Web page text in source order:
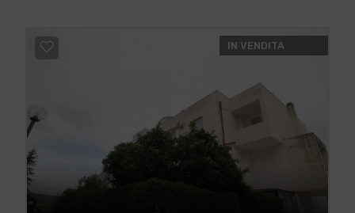
IN VENDITA